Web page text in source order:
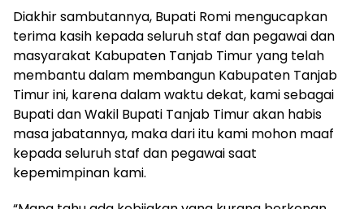
Diakhir sambutannya, Bupati Romi mengucapkan
terima kasih kepada seluruh staf dan pegawai dan
masyarakat Kabupaten Tanjab Timur yang telah
membantu dalam membangun Kabupaten Tanjab
Timur ini, karena dalam waktu dekat, kami sebagai
Bupati dan Wakil Bupati Tanjab Timur akan habis
masa jabatannya, maka dari itu kami mohon maaf
kepada seluruh staf dan pegawai saat
kepemimpinan kami.